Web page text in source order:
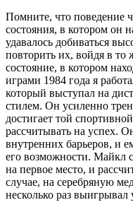
Помните, что поведение
состояния, в котором он
удавалось добиваться
повторить их, войдя в то
состояние, в котором
играми 1984 года я
который выступал на
стилем. Он усиленно
достигает той
рассчитывать на успех.
внутренних барьеров, и
его возможности. Майкл
на первое место, и
случае, на серебряную
несколько раз